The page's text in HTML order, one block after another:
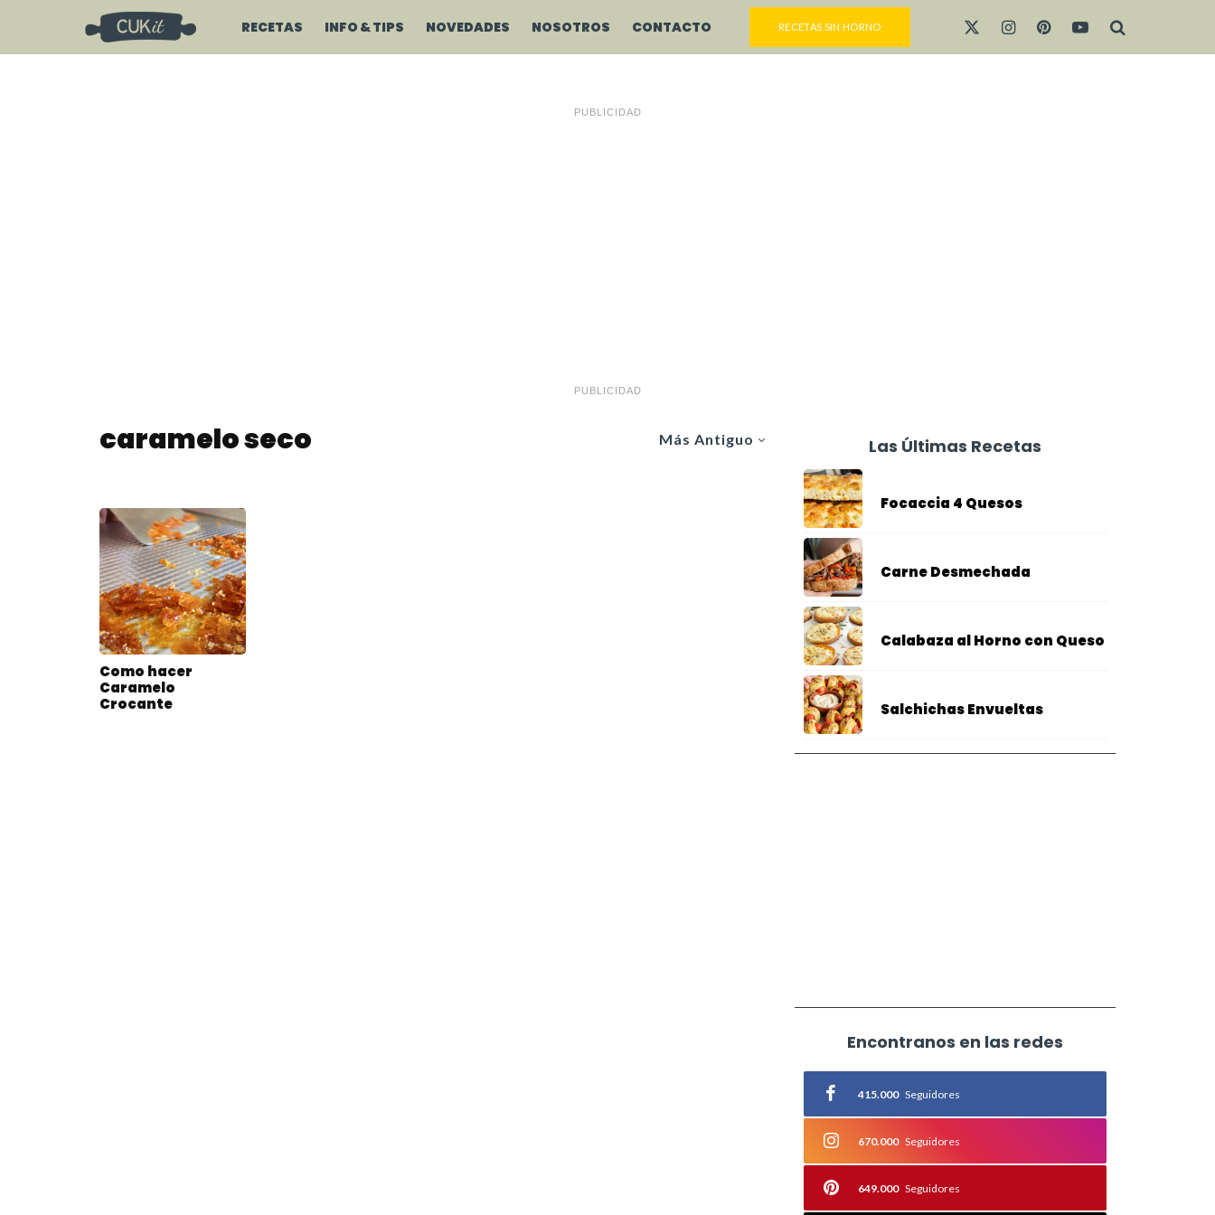
RECETAS INFO & TIPS NOVEDADES NOSOTROS CONTACTO RECETAS SIN HORNO
PUBLICIDAD
PUBLICIDAD
Más Antiguo
caramelo seco
Como hacer
Caramelo
Crocante
Las Últimas Recetas
Focaccia 4 Quesos
Carne Desmechada
Calabaza al Horno con Queso
Salchichas Envueltas
Encontranos en las redes
415.000 Seguidores
670.000 Seguidores
649.000 Seguidores